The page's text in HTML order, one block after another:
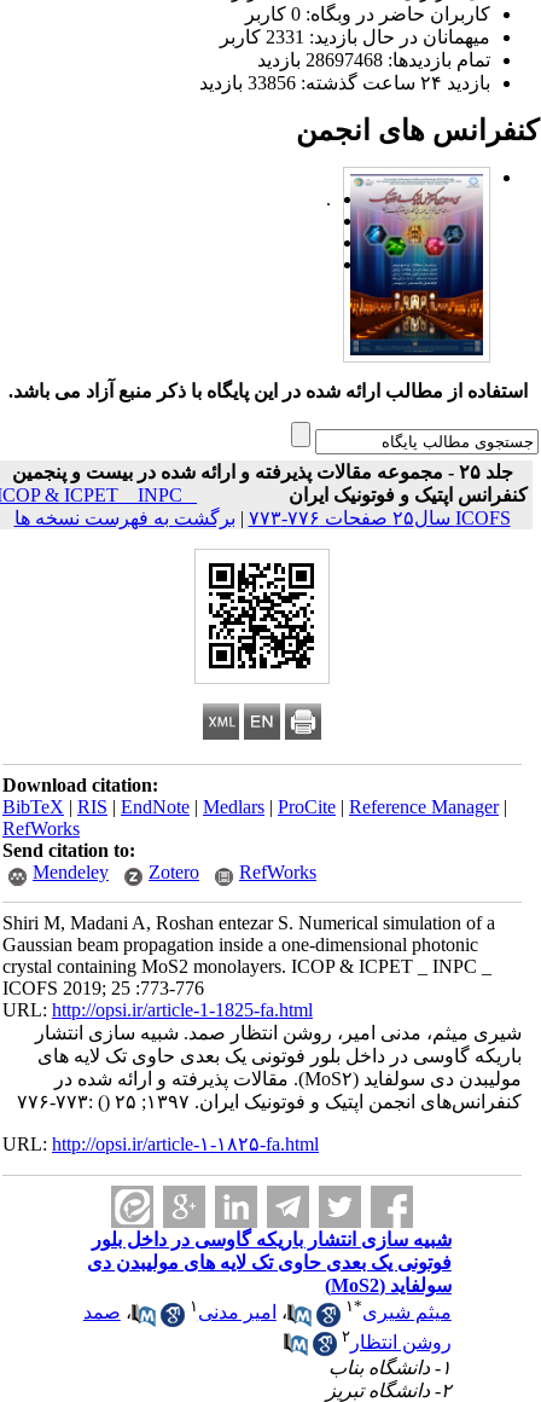
کاربران حاضر در وبگاه: 0 کاربر
میهمانان در حال بازدید: 2331 کاربر
تمام بازدید‌ها: 28697468 بازدید
بازدید ۲۴ ساعت گذشته: 33856 بازدید
های انجمن
.
استفاده از مطالب ارائه شده در این پایگاه با ذکر منبع آزاد می باشد.
جلد ۲۵ - مجموعه مقالات پذیرفته و ارائه شده در بیست و پنجمین
کنفرانس اپتیک و فوتونیک ایران
ICOP & ICPET _ INPC _
ICOFS سال۲۵ صفحات ۷۷۶-۷۷۳
|برگشت به فهرست نسخه ها
Download citation:
BibTeX|RIS|EndNote|Medlars|ProCite|Reference Manager
RefWorks
Send citation to:
Mendeley
Zotero RefWorks
Shiri M, Madani A, Roshan entezar S. Numerical simulation of a
Gaussian beam propagation inside a one-dimensional photonic
crystal containing MoS2 monolayers. ICOP & ICPET _ INPC _
ICOFS 2019; 25 :773-776
URL:http://opsi.ir/article-1-1825-fa.html
شیری میثم، مدنی امیر، روشن انتظار صمد. شبیه سازی انتشار
باریکه گاوسی در داخل بلور فوتونی یک بعدی حاوی تک لایه های
مولیبدن دی سولفاید (MoS۲). مقالات پذیرفته و ارائه شده در
کنفرانس‌های انجمن اپتیک و فوتونیک ایران. ۱۳۹۷; ۲۵
() :۷۷۳-۷۷۶
URL:http://opsi.ir/article-۱-۱۸۲۵-fa.html
شبیه سازی انتشار باریکه گاوسی در داخل بلور
فوتونی یک بعدی حاوی تک لایه های مولیبدن دی
سولفاید (MoS2)
میثم شیری* ۱ ،امیر مدنی ،صمد
روشن انتظار۲